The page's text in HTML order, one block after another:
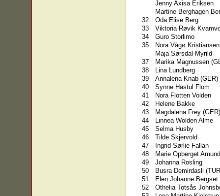
Jenny Axisa Eriksen
Martine Berghagen
32
Oda Elise Berg
33
Viktoria Røvik
34
Guro Storlimo
35
Nora Vågø Kristiansen
Maja Sørsdal-Myrild
37
Marika Magnussen
38
Lina Lundberg
39
Annalena Knab (GER)
40
Synne Håstul Flom
41
Nora Flotten Volden
42
Helene Bakke
43
Magdalena Frey
44
Linnea Wolden Alme
45
Selma Husby
46
Tilde Skjervold
47
Ingrid Sørlie Fallan
48
Marie Opberget
49
Johanna Rosling
50
Busra Demirdasli
51
Elen Johanne Bergset
52
Othelia Totsås